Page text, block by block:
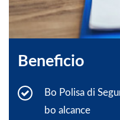
Beneficio
Bo Polisa di
bo alcance